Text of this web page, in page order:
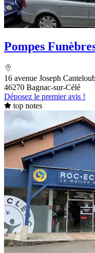
Pompes
16 avenue Joseph
46270 Bagnac-sur-Célé
Déposez le premier avis !
top notes